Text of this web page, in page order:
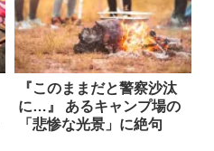
『このままだと警察沙汰
に…』 あるキャンプ場の
「悲惨な光景」に絶句